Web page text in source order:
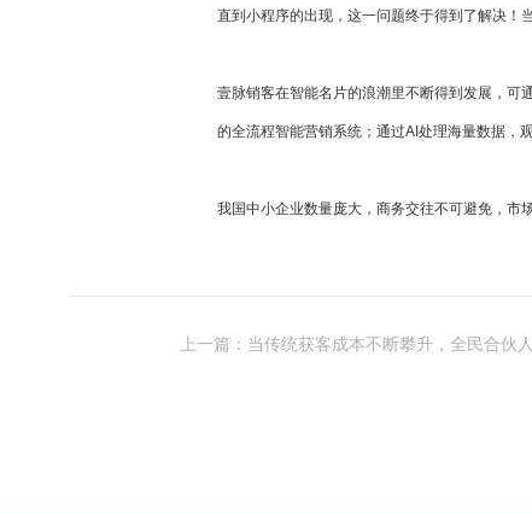
直到小程序的出现，这一问题终于得到了解决！
壹脉销客在智能名片的浪潮里不断得到发展，可
的全流程智能营销系统；通过AI处理海量数据，
我国中小企业数量庞大，商务交往不可避免，市
上一篇：当传统获客成本不断攀升，全民合伙